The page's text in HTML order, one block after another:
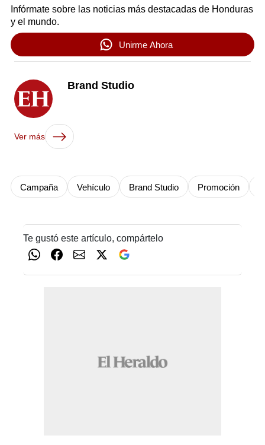
Infórmate sobre las noticias más destacadas de Honduras
y el mundo.
Unirme Ahora
Brand Studio
Ver más
Campaña Vehículo Brand Studio Promoción
Te gustó este artículo, compártelo